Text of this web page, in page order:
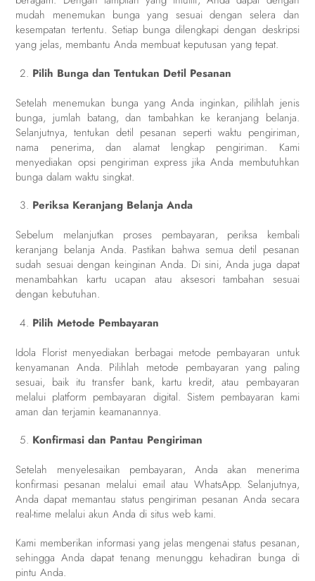
mudah menemukan bunga yang sesuai dengan selera dan
kesempatan tertentu. Setiap bunga dilengkapi dengan deskripsi
yang jelas, membantu Anda membuat keputusan yang tepat.
Pilih Bunga dan Tentukan Detil Pesanan
Setelah menemukan bunga yang Anda inginkan, pilihlah jenis
bunga, jumlah batang, dan tambahkan ke keranjang belanja.
Selanjutnya, tentukan detil pesanan seperti waktu pengiriman,
nama penerima, dan alamat lengkap pengiriman. Kami
menyediakan opsi pengiriman express jika Anda membutuhkan
bunga dalam waktu singkat.
Periksa Keranjang Belanja Anda
Sebelum melanjutkan proses pembayaran, periksa kembali
keranjang belanja Anda. Pastikan bahwa semua detil pesanan
sudah sesuai dengan keinginan Anda. Di sini, Anda juga dapat
menambahkan kartu ucapan atau aksesori tambahan sesuai
dengan kebutuhan.
Pilih Metode Pembayaran
Idola Florist menyediakan berbagai metode pembayaran untuk
kenyamanan Anda. Pilihlah metode pembayaran yang paling
sesuai, baik itu transfer bank, kartu kredit, atau pembayaran
melalui platform pembayaran digital. Sistem pembayaran kami
aman dan terjamin keamanannya.
Konfirmasi dan Pantau Pengiriman
Setelah menyelesaikan pembayaran, Anda akan menerima
konfirmasi pesanan melalui email atau WhatsApp. Selanjutnya,
Anda dapat memantau status pengiriman pesanan Anda secara
real-time melalui akun Anda di situs web kami.
Kami memberikan informasi yang jelas mengenai status pesanan,
sehingga Anda dapat tenang menunggu kehadiran bunga di
pintu Anda.